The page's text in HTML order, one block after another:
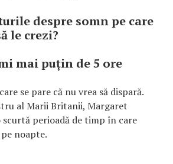
despre somn pe care
le crezi?
mai puțin de 5 ore
se pare că nu vrea să dispară.
al Marii Britanii, Margaret
scurtă perioadă de timp în care
noapte.